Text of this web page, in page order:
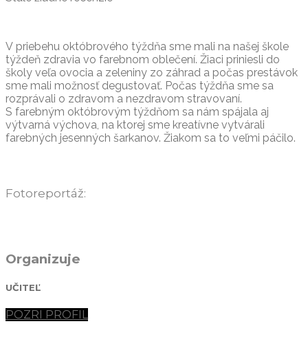
V priebehu októbrového týždňa sme mali na našej škole
týždeň zdravia vo farebnom oblečení. Žiaci priniesli do
školy veľa ovocia a zeleniny zo záhrad a počas prestávok
sme mali možnosť degustovať. Počas týždňa sme sa
rozprávali o zdravom a nezdravom stravovaní.
S farebným októbrovým týždňom sa nám spájala aj
výtvarná výchova, na ktorej sme kreatívne vytvárali
farebných jesenných šarkanov. Žiakom sa to veľmi páčilo.
Fotoreportáž:
Organizuje
UČITEĽ
POZRI PROFIL